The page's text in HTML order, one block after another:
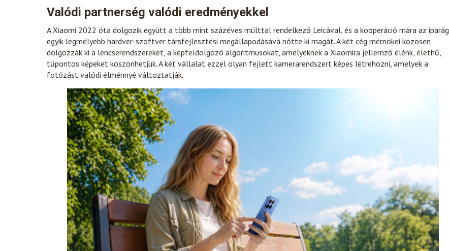
Valódi partnerség valódi eredményekkel
A Xiaomi 2022 óta dolgozik együtt a több mint százéves múlttal rendelkező Leicával, és a kooperáció mára az iparág
egyik legmélyebb hardver-szoftver társfejlesztési megállapodásává nőtte ki magát. A két cég mérnökei közösen
dolgozzák ki a lencserendszereket, a képfeldolgozó algoritmusokat, amelyeknek a Xiaomira jellemző élénk, élethű,
tűpontos képeket köszönhetjük. A két vállalat ezzel olyan fejlett kamerarendszert képes létrehozni, amelyek a
fotózást valódi élménnyé változtatják.